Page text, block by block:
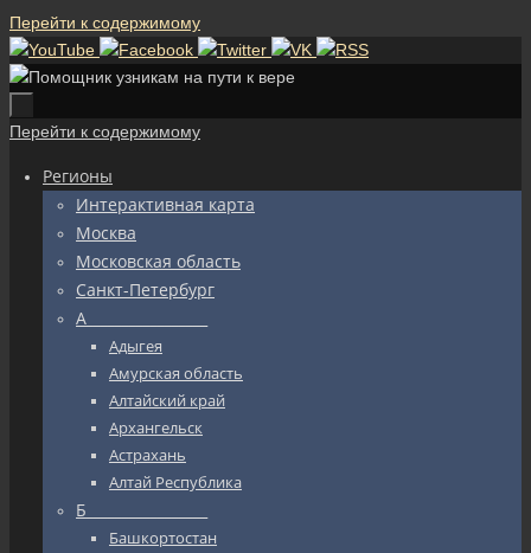
Перейти к содержимому
Перейти к содержимому
Регионы
Интерактивная карта
Москва
Московская область
Санкт-Петербург
А_________________
Адыгея
Амурская область
Алтайский край
Архангельск
Астрахань
Алтай Республика
Б_________________
Башкортостан